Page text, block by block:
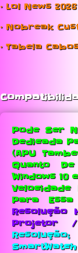
• Lol News 2026
• Nobreak
• Tabela
Pode Ser
Dedicada
(APU
Quanto
Windows 10
Velocidade
Para Essa
Resolução
Projetor /
Resolução;